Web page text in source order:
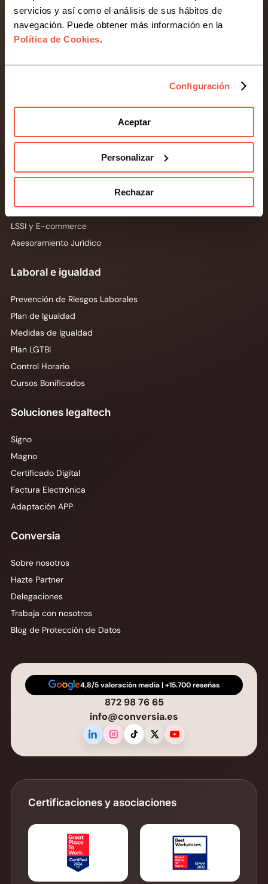
servicios y así como el análisis de sus hábitos de
navegación. Puede obtener más información en la
Política de Cookies.
Configuración
Aceptar
Personalizar
Rechazar
compliance para empresas, pymes y autónomos.
Desarrollamos soluciones legaltech para simplificar
la gestión normativa de tu negocio.
Protección de Datos
Canal de Denuncias
Prevención de Riesgos Penales
Prevención de Blanqueo de Capitales
LSSI y E-commerce
Asesoramiento Jurídico
Laboral e igualdad
Prevención de Riesgos Laborales
Plan de Igualdad
Medidas de Igualdad
Plan LGTBI
Control Horario
Cursos Bonificados
Soluciones legaltech
Signo
Magno
Certificado Digital
Factura Electrónica
Adaptación APP
Conversia
Sobre nosotros
Hazte Partner
Delegaciones
Trabaja con nosotros
Blog de Protección de Datos
4,8/5 valoración media | +15.700 reseñas
872 98 76 65
info@conversia.es
Certificaciones y asociaciones